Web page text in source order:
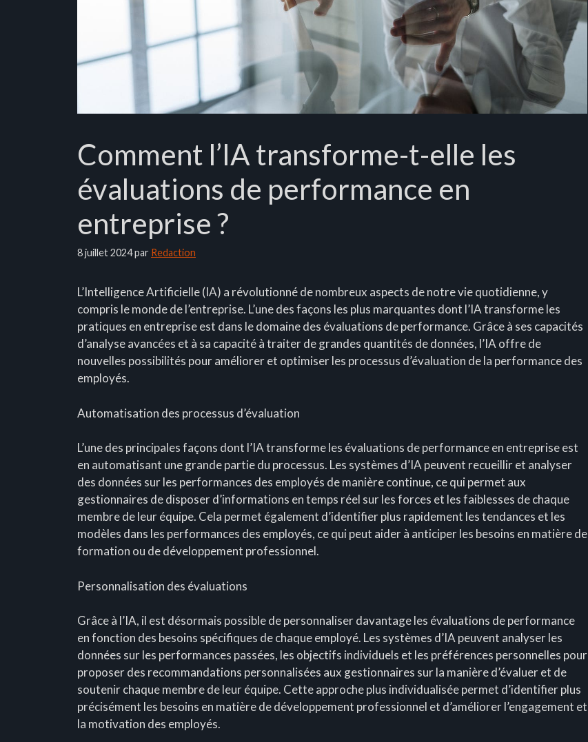
Comment l’IA transforme-t-elle les
évaluations de performance en
entreprise ?
8 juillet 2024par Redaction
L’Intelligence Artificielle (IA) a révolutionné de nombreux aspects de notre vie quotidienne, y
compris le monde de l’entreprise. L’une des façons les plus marquantes dont l’IA transforme les
pratiques en entreprise est dans le domaine des évaluations de performance. Grâce à ses capacités
d’analyse avancées et à sa capacité à traiter de grandes quantités de données, l’IA offre de
nouvelles possibilités pour améliorer et optimiser les processus d’évaluation de la performance des
employés.
Automatisation des processus d’évaluation
L’une des principales façons dont l’IA transforme les évaluations de performance en entreprise est
en automatisant une grande partie du processus. Les systèmes d’IA peuvent recueillir et analyser
des données sur les performances des employés de manière continue, ce qui permet aux
gestionnaires de disposer d’informations en temps réel sur les forces et les faiblesses de chaque
membre de leur équipe. Cela permet également d’identifier plus rapidement les tendances et les
modèles dans les performances des employés, ce qui peut aider à anticiper les besoins en matière de
formation ou de développement professionnel.
Personnalisation des évaluations
Grâce à l’IA, il est désormais possible de personnaliser davantage les évaluations de performance
en fonction des besoins spécifiques de chaque employé. Les systèmes d’IA peuvent analyser les
données sur les performances passées, les objectifs individuels et les préférences personnelles pour
proposer des recommandations personnalisées aux gestionnaires sur la manière d’évaluer et de
soutenir chaque membre de leur équipe. Cette approche plus individualisée permet d’identifier plus
précisément les besoins en matière de développement professionnel et d’améliorer l’engagement et
la motivation des employés.